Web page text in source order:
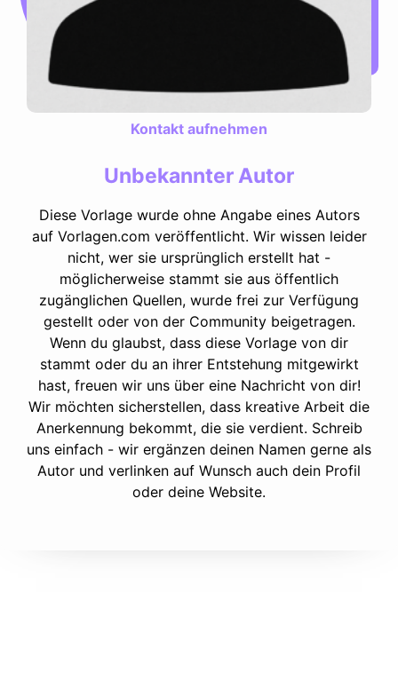
Kontakt aufnehmen
Unbekannter Autor
Diese Vorlage wurde ohne Angabe eines Autors
auf Vorlagen.com veröffentlicht. Wir wissen leider
nicht, wer sie ursprünglich erstellt hat -
möglicherweise stammt sie aus öffentlich
zugänglichen Quellen, wurde frei zur Verfügung
gestellt oder von der Community beigetragen.
Wenn du glaubst, dass diese Vorlage von dir
stammt oder du an ihrer Entstehung mitgewirkt
hast, freuen wir uns über eine Nachricht von dir!
Wir möchten sicherstellen, dass kreative Arbeit die
Anerkennung bekommt, die sie verdient. Schreib
uns einfach - wir ergänzen deinen Namen gerne als
Autor und verlinken auf Wunsch auch dein Profil
oder deine Website.